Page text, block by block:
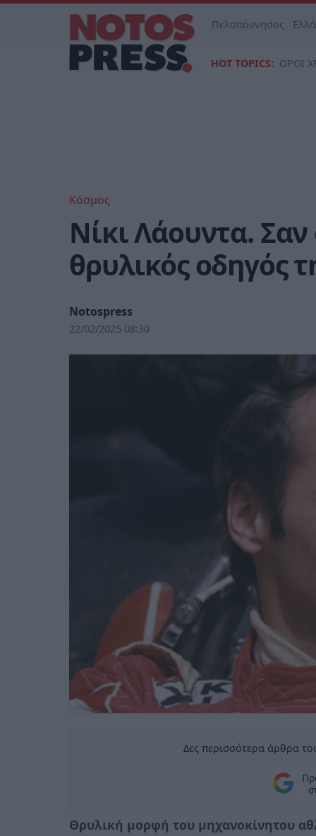
Πελοπόννησος
HOT TOPICS: ΟΡΟΙ
Κόσμος
Νίκι Λάουντα.
θρυλικός οδηγός
Notospress
22/02/2025 08:30
Δες περισσότερα άρθρα
Θρυλική μορφή του μηχανοκίνητου